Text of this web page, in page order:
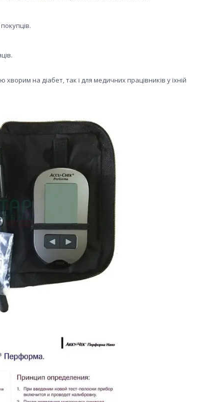
на діабет, так і для медичних працівників у їхній